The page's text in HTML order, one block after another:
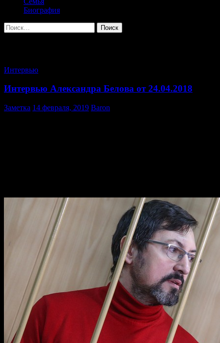
Биография
Найти:
Интервью
Интервью Александра Белова от 24.04.2018
Заметка 14 февраля, 2019 Baron